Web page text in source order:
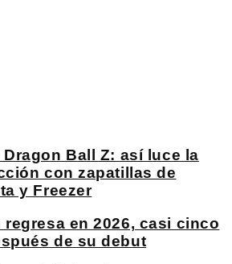
Ball Z: así luce la
con zapatillas de
y Freezer
regresa en 2026, casi cinco
de su debut